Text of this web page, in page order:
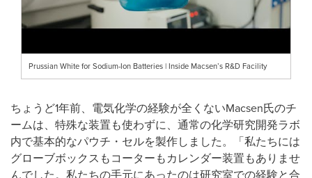
Prussian White for Sodium-Ion Batteries | Inside Macsen’s R&D Facility
ちょうど1年前、電気化学の経験が全くないMacsen氏のチ
ームは、特殊な装置も使わずに、通常の化学研究開発ラボ
内で基本的なパウチ・セルを製作しました。「私たちには
グローブボックスもコーターもカレンダー装置もありませ